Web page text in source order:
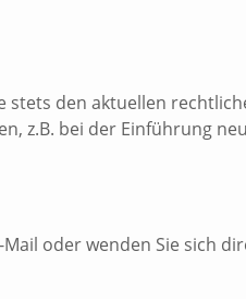
stets den aktuellen
z.B. bei der Einführung
oder wenden Sie sich